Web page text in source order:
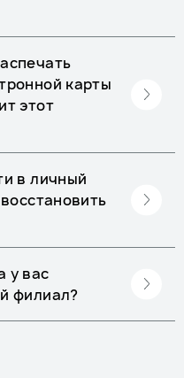
карты
этот
в личный
у вас
филиал?